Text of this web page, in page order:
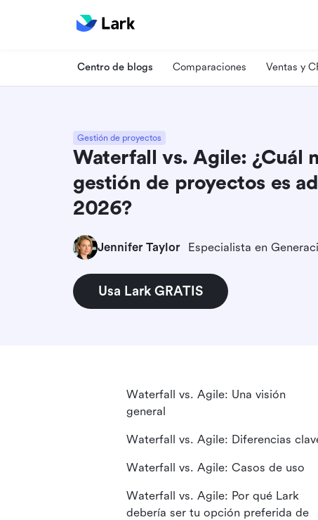
Centro de blogs Comparaciones Ventas y
Gestión de proyectos
Waterfall vs. Agile: ¿Cuál
gestión de proyectos es
2026?
Jennifer Taylor
Usa Lark GRATIS
Waterfall vs. Agile: Una visión
general
Waterfall vs. Agile: Diferencias
Waterfall vs. Agile: Casos de uso
Waterfall vs. Agile: Por qué Lark
debería ser tu opción preferida de